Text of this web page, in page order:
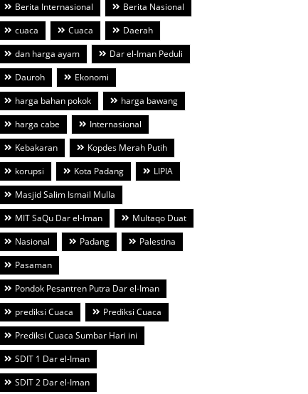
Berita Internasional
Berita Nasional
cuaca
Cuaca
Daerah
dan harga ayam
Dar el-Iman Peduli
Dauroh
Ekonomi
harga bahan pokok
harga bawang
harga cabe
Internasional
Kebakaran
Kopdes Merah Putih
korupsi
Kota Padang
LIPIA
Masjid Salim Ismail Mulla
MIT SaQu Dar el-Iman
Multaqo Duat
Nasional
Padang
Palestina
Pasaman
Pondok Pesantren Putra Dar el-Iman
prediksi Cuaca
Prediksi Cuaca
Prediksi Cuaca Sumbar Hari ini
SDIT 1 Dar el-Iman
SDIT 2 Dar el-Iman